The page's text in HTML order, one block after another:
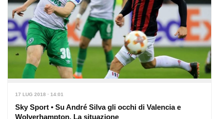
17 LUG 2018 · 14:01
Sky Sport • Su André Silva gli occhi di Valencia e
Wolverhampton. La situazione